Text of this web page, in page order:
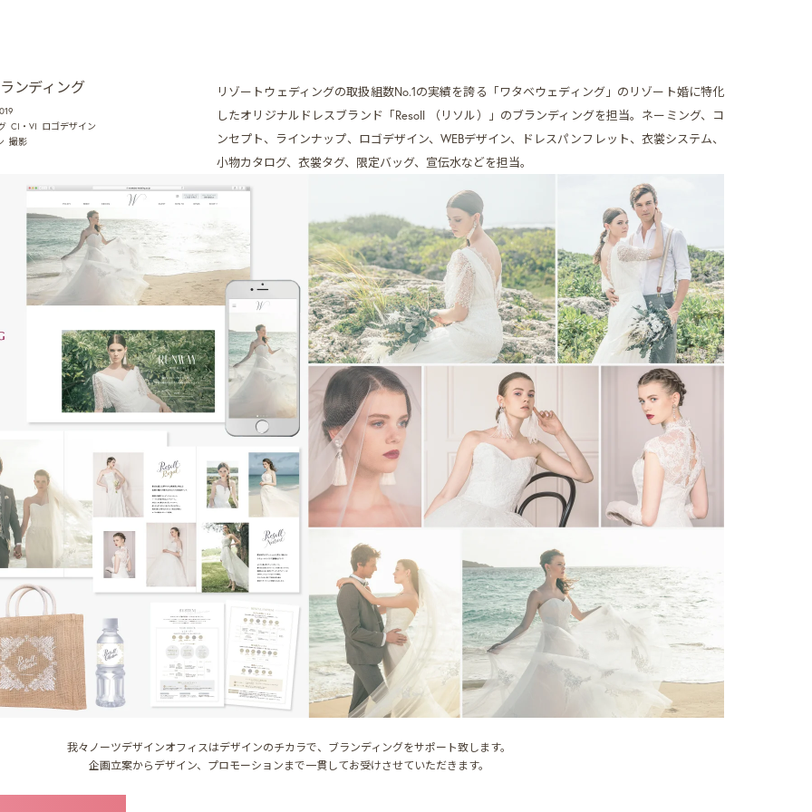
ンディング
CI・VI ロゴデザイン
撮影
リゾートウェディングの取扱組数No.1の実績を誇る「ワタベウェディング」のリゾート婚に特化
したオリジナルドレスブランド「Resoll （リソル）」のブランディングを担当。ネーミング、コ
ンセプト、ラインナップ、ロゴデザイン、WEBデザイン、ドレスパンフレット、衣裳システム、
小物カタログ、衣裳タグ、限定バッグ、宣伝水などを担当。
我々ノーツデザインオフィスはデザインのチカラで、ブランディングをサポート致します。
企画立案からデザイン、プロモーションまで一貫してお受けさせていただきます。